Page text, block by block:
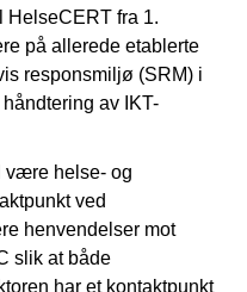
HelseCERT fra 1.
på allerede etablerte
responsmiljø (SRM) i
av IKT-
være helse- og
ved
henvendelser mot
slik at både
har et kontaktpunkt